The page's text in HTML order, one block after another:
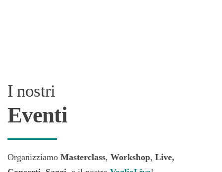
I nostri
Eventi
Organizziamo Masterclass, Workshop, Live,